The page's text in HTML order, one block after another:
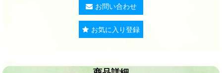
お問い合わせ
お気に入り登録